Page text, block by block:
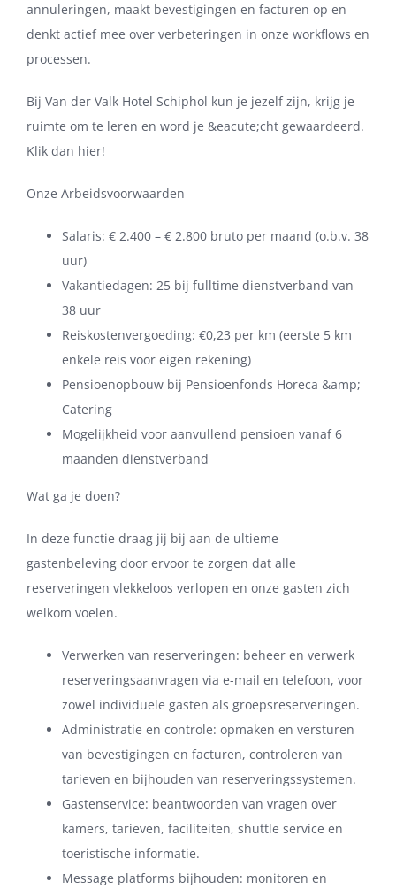
annuleringen, maakt bevestigingen en facturen op en
denkt actief mee over verbeteringen in onze workflows en
processen.
Bij Van der Valk Hotel Schiphol kun je jezelf zijn, krijg je
ruimte om te leren en word je &eacute;cht gewaardeerd.
Klik dan hier!
Onze Arbeidsvoorwaarden
Salaris: € 2.400 – € 2.800 bruto per maand (o.b.v. 38
uur)
Vakantiedagen: 25 bij fulltime dienstverband van
38 uur
Reiskostenvergoeding: €0,23 per km (eerste 5 km
enkele reis voor eigen rekening)
Pensioenopbouw bij Pensioenfonds Horeca &amp;
Catering
Mogelijkheid voor aanvullend pensioen vanaf 6
maanden dienstverband
Wat ga je doen?
In deze functie draag jij bij aan de ultieme
gastenbeleving door ervoor te zorgen dat alle
reserveringen vlekkeloos verlopen en onze gasten zich
welkom voelen.
Verwerken van reserveringen: beheer en verwerk
reserveringsaanvragen via e-mail en telefoon, voor
zowel individuele gasten als groepsreserveringen.
Administratie en controle: opmaken en versturen
van bevestigingen en facturen, controleren van
tarieven en bijhouden van reserveringssystemen.
Gastenservice: beantwoorden van vragen over
kamers, tarieven, faciliteiten, shuttle service en
toeristische informatie.
Message platforms bijhouden: monitoren en